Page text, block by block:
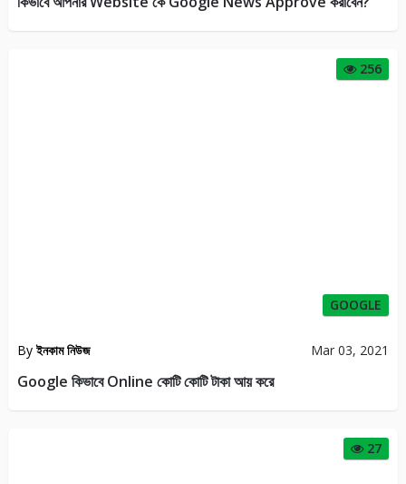
256
GOOGLE
Byইনকাম নিউজ Mar 03, 2021
Google কিভাবে Online কোটি কোটি টাকা আয় করে
27